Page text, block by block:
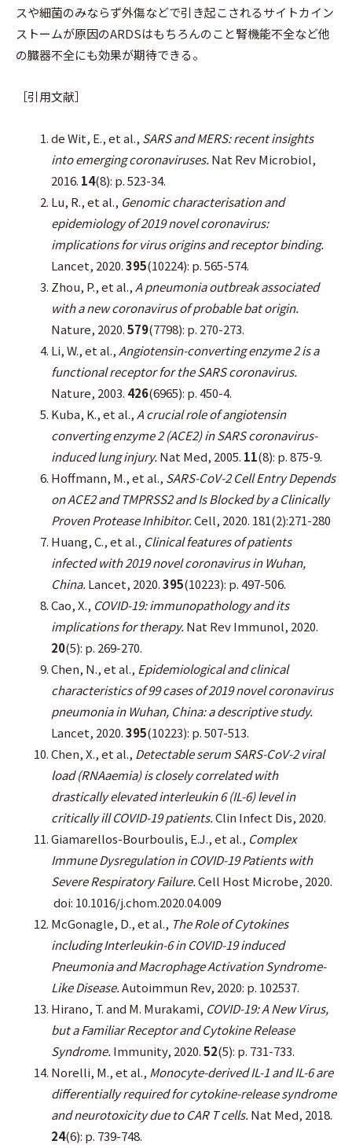
スや細菌のみならず外傷などで引き起こされるサイトカイン
ストームが原因のARDSはもちろんのこと腎機能不全など他
の臓器不全にも効果が期待できる。
［引用文献］
de Wit, E., et al., SARS and MERS: recent insights
into emerging coronaviruses.Nat Rev Microbiol,
2016. 14(8): p. 523-34.
Lu, R., et al., Genomic characterisation and
epidemiology of 2019 novel coronavirus:
implications for virus origins and receptor binding.
Lancet, 2020.395(10224): p. 565-574.
Zhou, P., et al.,A pneumonia outbreak associated
with a new coronavirus of probable bat origin.
Nature, 2020.579(7798): p. 270-273.
Li, W., et al.,Angiotensin-converting enzyme 2 is a
functional receptor for the SARS coronavirus.
Nature, 2003. 426(6965): p. 450-4.
Kuba, K., et al.,A crucial role of angiotensin
converting enzyme 2 (ACE2) in SARS coronavirus-
induced lung injury.Nat Med, 2005. 11(8): p. 875-9.
Hoffmann, M., et al., SARS-CoV-2 Cell Entry Depends
on ACE2 and TMPRSS2 and Is Blocked by a Clinically
Proven Protease Inhibitor.Cell, 2020. 181(2):271-280
Huang, C., et al., Clinical features of patients
infected with 2019 novel coronavirus in Wuhan,
China.Lancet, 2020.395(10223): p. 497-506.
Cao, X., COVID-19: immunopathology and its
implications for therapy.Nat Rev Immunol, 2020.
20(5): p. 269-270.
Chen, N., et al., Epidemiological and clinical
characteristics of 99 cases of 2019 novel coronavirus
pneumonia in Wuhan, China: a descriptive study.
Lancet, 2020.395(10223): p. 507-513.
Chen, X., et al., Detectable serum SARS-CoV-2 viral
load (RNAaemia) is closely correlated with
drastically elevated interleukin 6 (IL-6) level in
critically ill COVID-19 patients.Clin Infect Dis, 2020.
Giamarellos-Bourboulis, E.J., et al., Complex
Immune Dysregulation in COVID-19 Patients with
Severe Respiratory Failure.Cell Host Microbe, 2020.
doi: 10.1016/j.chom.2020.04.009
McGonagle, D., et al., The Role of Cytokines
including Interleukin-6 in COVID-19 induced
Pneumonia and Macrophage Activation Syndrome-
Like Disease.Autoimmun Rev, 2020: p. 102537.
Hirano, T. and M. Murakami, COVID-19: A New Virus,
but a Familiar Receptor and Cytokine Release
Syndrome.Immunity, 2020.52(5): p. 731-733.
Norelli, M., et al., Monocyte-derived IL-1 and IL-6 are
differentially required for cytokine-release syndrome
and neurotoxicity due to CAR T cells.Nat Med, 2018.
24(6): p. 739-748.